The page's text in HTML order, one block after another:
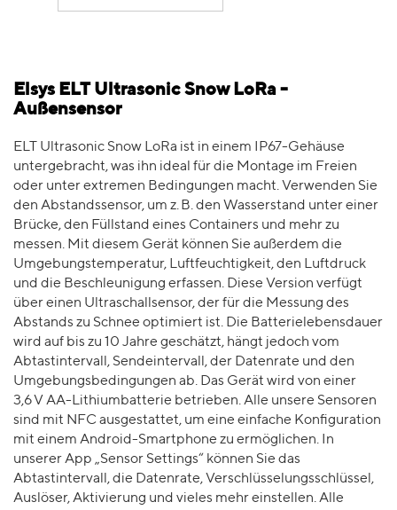
Elsys ELT Ultrasonic Snow LoRa -
Außensensor
ELT Ultrasonic Snow LoRa ist in einem IP67-Gehäuse
untergebracht, was ihn ideal für die Montage im Freien
oder unter extremen Bedingungen macht. Verwenden Sie
den Abstandssensor, um z. B. den Wasserstand unter einer
Brücke, den Füllstand eines Containers und mehr zu
messen. Mit diesem Gerät können Sie außerdem die
Umgebungstemperatur, Luftfeuchtigkeit, den Luftdruck
und die Beschleunigung erfassen. Diese Version verfügt
über einen Ultraschallsensor, der für die Messung des
Abstands zu Schnee optimiert ist. Die Batterielebensdauer
wird auf bis zu 10 Jahre geschätzt, hängt jedoch vom
Abtastintervall, Sendeintervall, der Datenrate und den
Umgebungsbedingungen ab. Das Gerät wird von einer
3,6 V AA-Lithiumbatterie betrieben. Alle unsere Sensoren
sind mit NFC ausgestattet, um eine einfache Konfiguration
mit einem Android-Smartphone zu ermöglichen. In
unserer App „Sensor Settings“ können Sie das
Abtastintervall, die Datenrate, Verschlüsselungsschlüssel,
Auslöser, Aktivierung und vieles mehr einstellen. Alle